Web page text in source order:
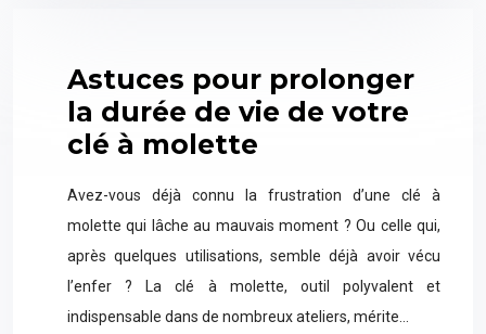
Astuces pour prolonger
la durée de vie de votre
clé à molette
Avez-vous déjà connu la frustration d’une clé à
molette qui lâche au mauvais moment ? Ou celle qui,
après quelques utilisations, semble déjà avoir vécu
l’enfer ? La clé à molette, outil polyvalent et
indispensable dans de nombreux ateliers, mérite…